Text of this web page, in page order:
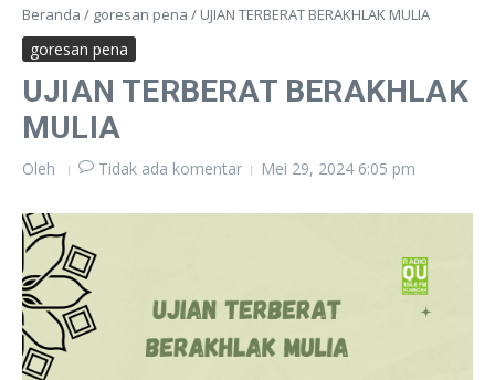
Beranda / goresan pena / UJIAN TERBERAT BERAKHLAK MULIA
goresan pena
UJIAN TERBERAT BERAKHLAK
MULIA
Oleh Tidak ada komentar Mei 29, 2024 6:05 pm